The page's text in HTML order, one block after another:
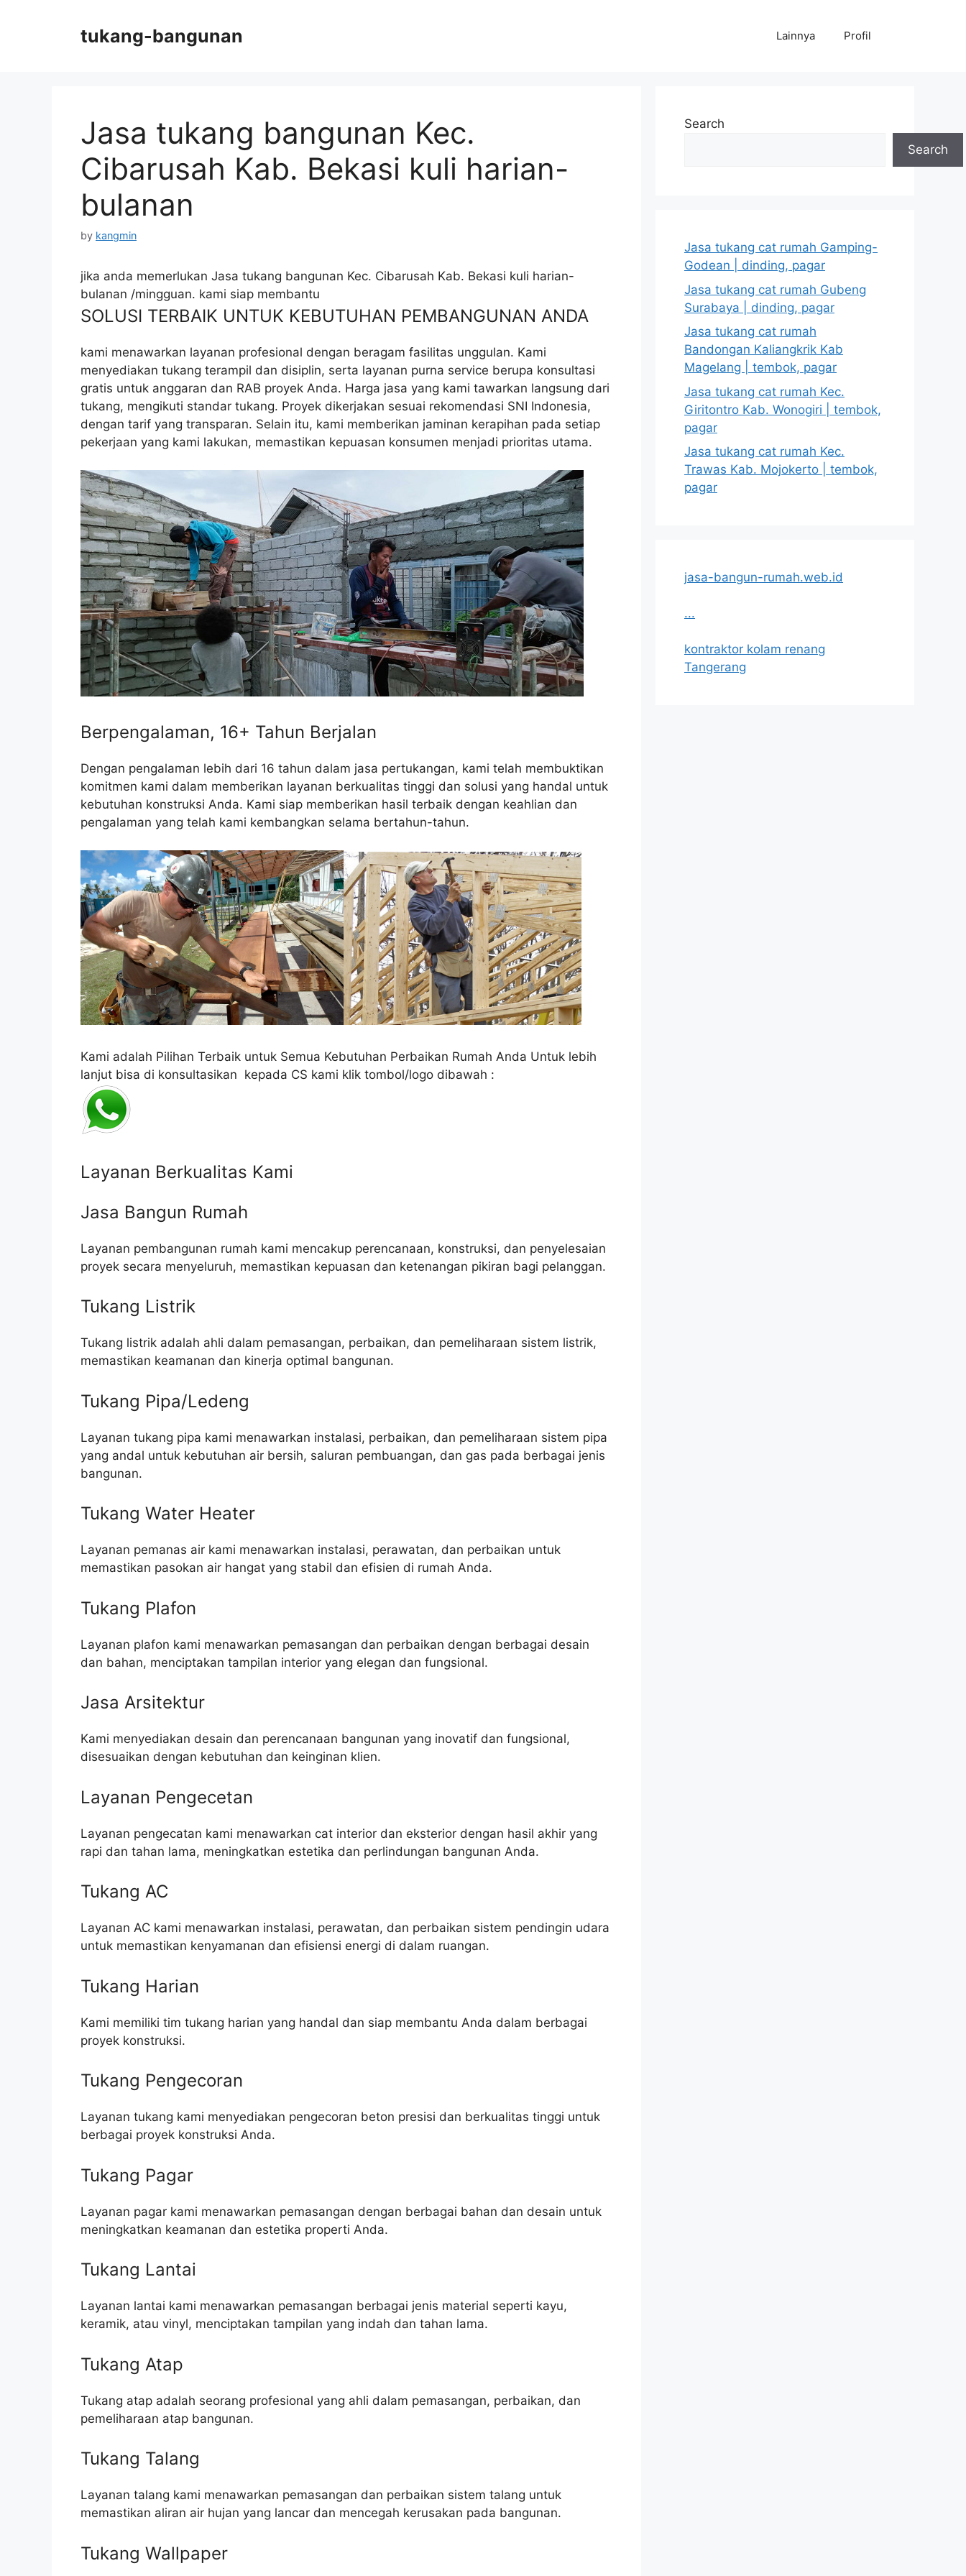
tukang-bangunan Lainnya Profil
Jasa tukang bangunan Kec.
Cibarusah Kab. Bekasi kuli harian-
bulanan
by kangmin
jika anda memerlukan Jasa tukang bangunan Kec. Cibarusah Kab. Bekasi kuli harian-
bulanan /mingguan. kami siap membantu
SOLUSI TERBAIK UNTUK KEBUTUHAN PEMBANGUNAN ANDA
kami menawarkan layanan profesional dengan beragam fasilitas unggulan. Kami
menyediakan tukang terampil dan disiplin, serta layanan purna service berupa konsultasi
gratis untuk anggaran dan RAB proyek Anda. Harga jasa yang kami tawarkan langsung dari
tukang, mengikuti standar tukang. Proyek dikerjakan sesuai rekomendasi SNI Indonesia,
dengan tarif yang transparan. Selain itu, kami memberikan jaminan kerapihan pada setiap
pekerjaan yang kami lakukan, memastikan kepuasan konsumen menjadi prioritas utama.
Berpengalaman, 16+ Tahun Berjalan
Dengan pengalaman lebih dari 16 tahun dalam jasa pertukangan, kami telah membuktikan
komitmen kami dalam memberikan layanan berkualitas tinggi dan solusi yang handal untuk
kebutuhan konstruksi Anda. Kami siap memberikan hasil terbaik dengan keahlian dan
pengalaman yang telah kami kembangkan selama bertahun-tahun.
Kami adalah Pilihan Terbaik untuk Semua Kebutuhan Perbaikan Rumah Anda Untuk lebih
lanjut bisa di konsultasikan kepada CS kami klik tombol/logo dibawah :
Layanan Berkualitas Kami
Jasa Bangun Rumah
Layanan pembangunan rumah kami mencakup perencanaan, konstruksi, dan penyelesaian
proyek secara menyeluruh, memastikan kepuasan dan ketenangan pikiran bagi pelanggan.
Tukang Listrik
Tukang listrik adalah ahli dalam pemasangan, perbaikan, dan pemeliharaan sistem listrik,
memastikan keamanan dan kinerja optimal bangunan.
Tukang Pipa/Ledeng
Layanan tukang pipa kami menawarkan instalasi, perbaikan, dan pemeliharaan sistem pipa
yang andal untuk kebutuhan air bersih, saluran pembuangan, dan gas pada berbagai jenis
bangunan.
Tukang Water Heater
Layanan pemanas air kami menawarkan instalasi, perawatan, dan perbaikan untuk
memastikan pasokan air hangat yang stabil dan efisien di rumah Anda.
Tukang Plafon
Layanan plafon kami menawarkan pemasangan dan perbaikan dengan berbagai desain
dan bahan, menciptakan tampilan interior yang elegan dan fungsional.
Jasa Arsitektur
Kami menyediakan desain dan perencanaan bangunan yang inovatif dan fungsional,
disesuaikan dengan kebutuhan dan keinginan klien.
Layanan Pengecetan
Layanan pengecatan kami menawarkan cat interior dan eksterior dengan hasil akhir yang
rapi dan tahan lama, meningkatkan estetika dan perlindungan bangunan Anda.
Tukang AC
Layanan AC kami menawarkan instalasi, perawatan, dan perbaikan sistem pendingin udara
untuk memastikan kenyamanan dan efisiensi energi di dalam ruangan.
Tukang Harian
Kami memiliki tim tukang harian yang handal dan siap membantu Anda dalam berbagai
proyek konstruksi.
Tukang Pengecoran
Layanan tukang kami menyediakan pengecoran beton presisi dan berkualitas tinggi untuk
berbagai proyek konstruksi Anda.
Tukang Pagar
Layanan pagar kami menawarkan pemasangan dengan berbagai bahan dan desain untuk
meningkatkan keamanan dan estetika properti Anda.
Tukang Lantai
Layanan lantai kami menawarkan pemasangan berbagai jenis material seperti kayu,
keramik, atau vinyl, menciptakan tampilan yang indah dan tahan lama.
Tukang Atap
Tukang atap adalah seorang profesional yang ahli dalam pemasangan, perbaikan, dan
pemeliharaan atap bangunan.
Tukang Talang
Layanan talang kami menawarkan pemasangan dan perbaikan sistem talang untuk
memastikan aliran air hujan yang lancar dan mencegah kerusakan pada bangunan.
Tukang Wallpaper
Search
Search
Jasa tukang cat rumah Gamping-
Godean | dinding, pagar
Jasa tukang cat rumah Gubeng
Surabaya | dinding, pagar
Jasa tukang cat rumah
Bandongan Kaliangkrik Kab
Magelang | tembok, pagar
Jasa tukang cat rumah Kec.
Giritontro Kab. Wonogiri | tembok,
pagar
Jasa tukang cat rumah Kec.
Trawas Kab. Mojokerto | tembok,
pagar
jasa-bangun-rumah.web.id
...
kontraktor kolam renang
Tangerang